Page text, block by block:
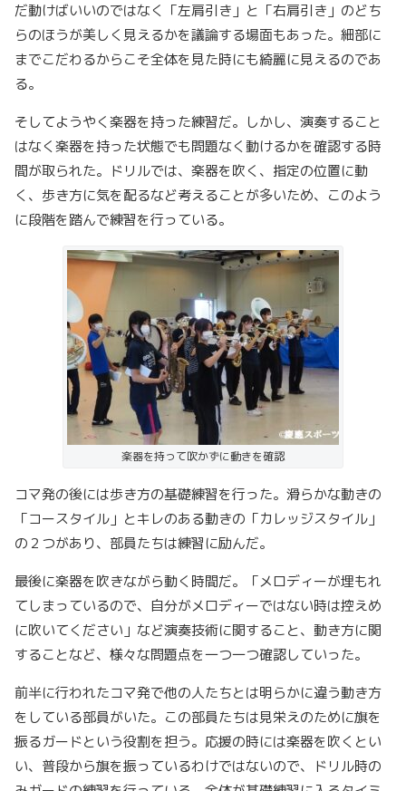
だ動けばいいのではなく「左肩引き」と「右肩引き」のどち
らのほうが美しく見えるかを議論する場面もあった。細部に
までこだわるからこそ全体を見た時にも綺麗に見えるのであ
る。
そしてようやく楽器を持った練習だ。しかし、演奏すること
はなく楽器を持った状態でも問題なく動けるかを確認する時
間が取られた。ドリルでは、楽器を吹く、指定の位置に動
く、歩き方に気を配るなど考えることが多いため、このよう
に段階を踏んで練習を行っている。
楽器を持って吹かずに動きを確認
コマ発の後には歩き方の基礎練習を行った。滑らかな動きの
「コースタイル」とキレのある動きの「カレッジスタイル」
の２つがあり、部員たちは練習に励んだ。
最後に楽器を吹きながら動く時間だ。「メロディーが埋もれ
てしまっているので、自分がメロディーではない時は控えめ
に吹いてください」など演奏技術に関すること、動き方に関
することなど、様々な問題点を一つ一つ確認していった。
前半に行われたコマ発で他の人たちとは明らかに違う動き方
をしている部員がいた。この部員たちは見栄えのために旗を
振るガードという役割を担う。応援の時には楽器を吹くとい
い、普段から旗を振っているわけではないので、ドリル時の